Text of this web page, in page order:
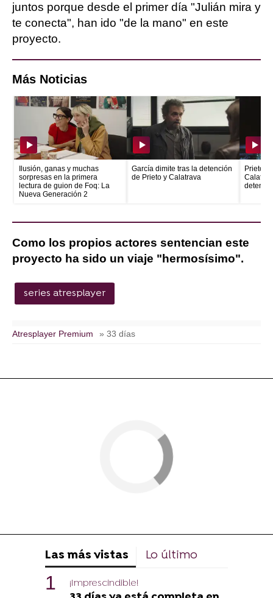
juntos porque desde el primer día "Julián mira y
te conecta", han ido "de la mano" en este
proyecto.
Más Noticias
Ilusión, ganas y muchas
sorpresas en la primera
lectura de guion de Foq: La
Nueva Generación 2
García dimite tras la detención
de Prieto y Calatrava
Prieto
Como los propios actores sentencian este
proyecto ha sido un viaje "hermosísimo".
series atresplayer
Atresplayer Premium » 33 días
Las más vistas Lo último
¡Imprescindible!